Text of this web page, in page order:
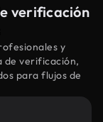
verificación
y
de verificación,
para flujos de